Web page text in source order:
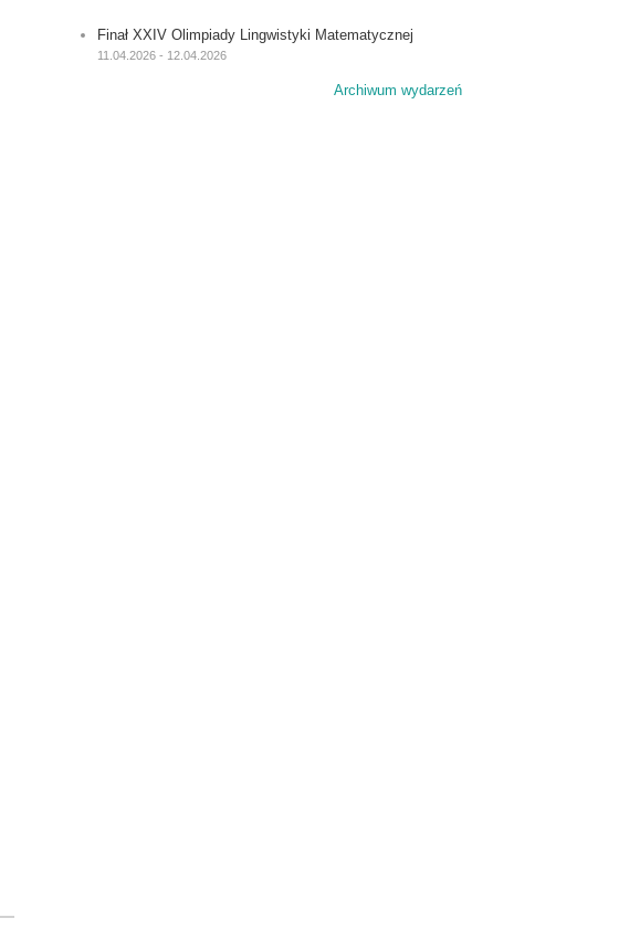
Finał XXIV Olimpiady Lingwistyki Matematycznej
11.04.2026 - 12.04.2026
Archiwum wydarzeń